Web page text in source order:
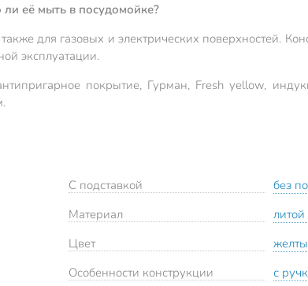
её мыть в посудомойке?
для газовых и электрических поверхностей.
эксплуатации.
покрытие, Гурман, Fresh yellow,
С подставкой
без
Материал
Цвет
Особенности конструкции
с